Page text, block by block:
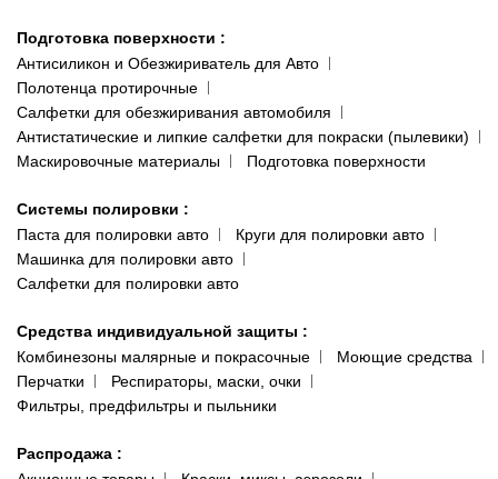
Подготовка поверхности :
Антисиликон и Обезжириватель для Авто
Полотенца протирочные
Салфетки для обезжиривания автомобиля
Антистатические и липкие салфетки для покраски (пылевики)
Маскировочные материалы
Подготовка поверхности
Системы полировки :
Паста для полировки авто
Круги для полировки авто
Машинка для полировки авто
Салфетки для полировки авто
Средства индивидуальной защиты :
Комбинезоны малярные и покрасочные
Моющие средства
Перчатки
Респираторы, маски, очки
Фильтры, предфильтры и пыльники
Распродажа :